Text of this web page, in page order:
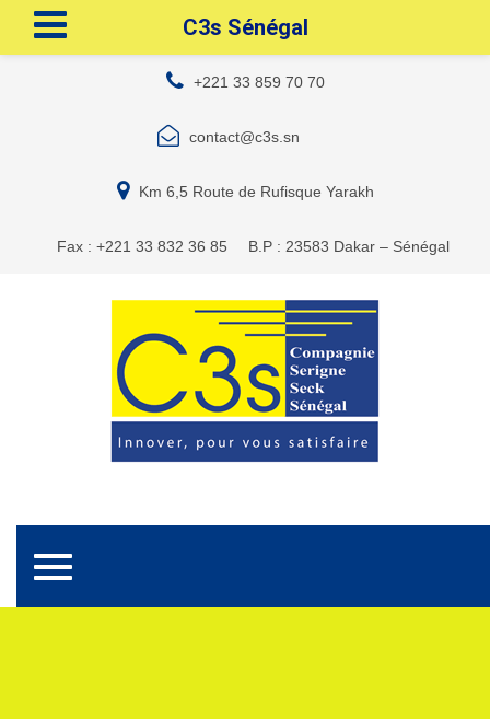
+221 33 859 70 70
contact@c3s.sn
Km 6,5 Route de Rufisque Yarakh
Fax : +221 33 832 36 85 B.P : 23583 Dakar – Sénégal
Toggle navigation
C3s Sénégal